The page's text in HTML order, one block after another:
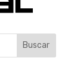
Buscar